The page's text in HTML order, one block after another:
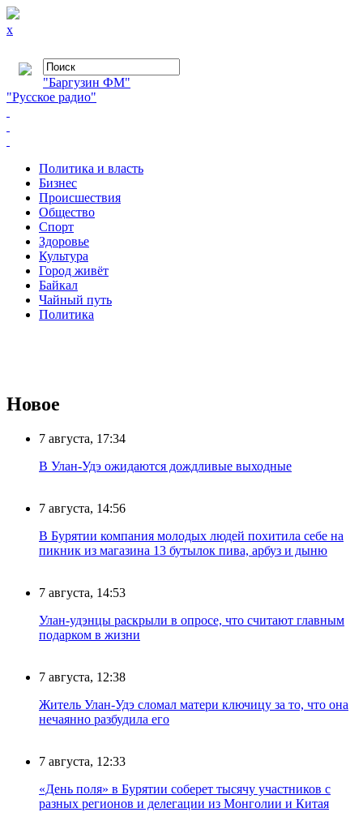
x
"Баргузин ФМ"
"Русское радио"
Политика и власть
Бизнес
Происшествия
Общество
Cпорт
Здоровье
Культура
Город живёт
Байкал
Чайный путь
Политика
Новое
7 августа, 17:34
В Улан-Удэ ожидаются дождливые выходные
7 августа, 14:56
В Бурятии компания молодых людей похитила себе на
пикник из магазина 13 бутылок пива, арбуз и дыню
7 августа, 14:53
Улан-удэнцы раскрыли в опросе, что считают главным
подарком в жизни
7 августа, 12:38
Житель Улан-Удэ сломал матери ключицу за то, что она
нечаянно разбудила его
7 августа, 12:33
«День поля» в Бурятии соберет тысячу участников с
разных регионов и делегации из Монголии и Китая